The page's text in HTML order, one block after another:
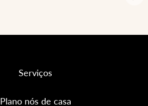
Serviços
Plano nós de casa